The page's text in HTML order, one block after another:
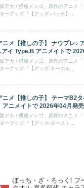
坂アカ / 横槍メンゴ」原作のアニメ
ーグッズ『【グッズ-バッチ】...
ニメ【推しの子】 ナウプレ♪
アイ Type.B アニメイトで
坂アカ / 横槍メンゴ」原作のアニメ
ーグッズ『【グッズ-キーホル...
ニメ【推しの子】 テーマB2
アニメイトで 2026年04月発売
坂アカ / 横槍メンゴ」原作のアニメ
ーグッズ『【グッズ-タペスト...
ぼっち・ざ・ろっく! フ